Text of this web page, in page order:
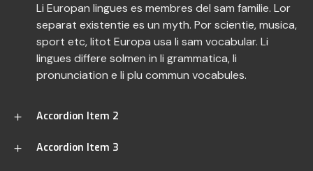
Li Europan lingues es membres del sam familie. Lor
separat existentie es un myth. Por scientie, musica,
sport etc, litot Europa usa li sam vocabular. Li
lingues differe solmen in li grammatica, li
pronunciation e li plu commun vocabules.
Accordion Item 2
Accordion Item 3